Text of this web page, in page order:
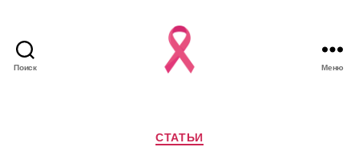
Поиск Меню
Рубрики
СТАТЬИ